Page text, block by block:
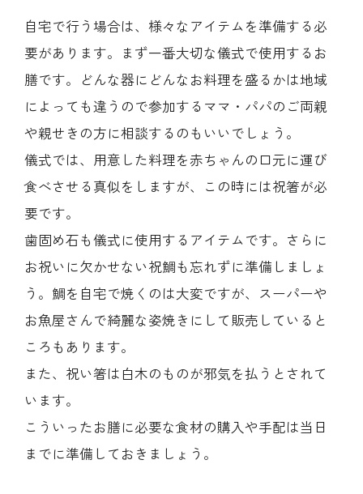
自宅で行う場合は、様々なアイテムを準備する必
要があります。まず一番大切な儀式で使用するお
膳です。どんな器にどんなお料理を盛るかは地域
によっても違うので参加するママ・パパのご両親
や親せきの方に相談するのもいいでしょう。
儀式では、用意した料理を赤ちゃんの口元に運び
食べさせる真似をしますが、この時には祝箸が必
要です。
歯固め石も儀式に使用するアイテムです。さらに
お祝いに欠かせない祝鯛も忘れずに準備しましょ
う。鯛を自宅で焼くのは大変ですが、スーパーや
お魚屋さんで綺麗な姿焼きにして販売していると
ころもあります。
また、祝い箸は白木のものが邪気を払うとされて
います。
こういったお膳に必要な食材の購入や手配は当日
までに準備しておきましょう。